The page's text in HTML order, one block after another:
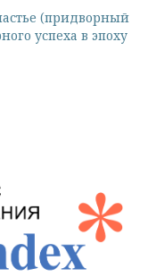
(придворный
успеха в эпоху